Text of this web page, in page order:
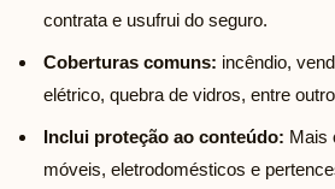
contrata e usufrui do seguro.
Coberturas comuns: incêndio,
elétrico, quebra de vidros, entre
Inclui proteção ao conteúdo: Mais
móveis, eletrodomésticos e